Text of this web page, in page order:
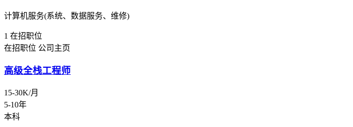
计算机服务(系统、数据服务、维修)
1 在招职位
在招职位 公司主页
高级全栈工程师
15-30K/月
5-10年
本科